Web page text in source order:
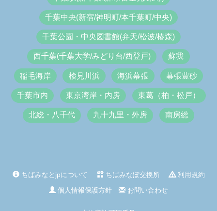
千葉中央(新宿/神明町/本千葉町/中央)
千葉公園・中央図書館(弁天/松波/椿森)
西千葉(千葉大学/みどり台/西登戸) 蘇我
稲毛海岸 検見川浜 海浜幕張 幕張豊砂
千葉市内 東京湾岸・内房 東葛（柏・松戸）
北総・八千代 九十九里・外房 南房総
ちばみなとjpについて ちばみなぽ交換所
利用規約
個人情報保護方針
お問い合わせ